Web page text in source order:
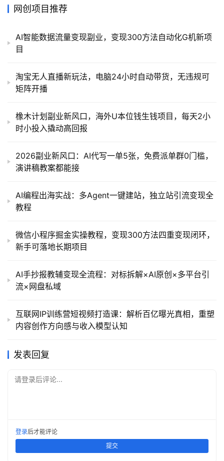
网创项目推荐
AI智能数据流量变现副业，变现300方法自动化G机新项
目
淘宝无人直播新玩法，电脑24小时自动带货，无违规可
矩阵开播
橡木计划副业新风口，海外U本位钱生钱项目，每天2小
时小投入撬动高回报
2026副业新风口：AI代写一单5张，免费派单群0门槛，
演讲稿教案都能接
AI编程出海实战：多Agent一键建站，独立站引流变现全
教程
微信小程序掘金实操教程，变现300方法四重变现闭环，
新手可落地长期项目
AI手抄报教辅变现全流程：对标拆解×AI原创×多平台引
流×网盘私域
互联网IP训练营短视频打造课：解析百亿曝光真相，重塑
内容创作方向感与收入模型认知
发表回复
请登录后评论...
登录后才能评论
提交